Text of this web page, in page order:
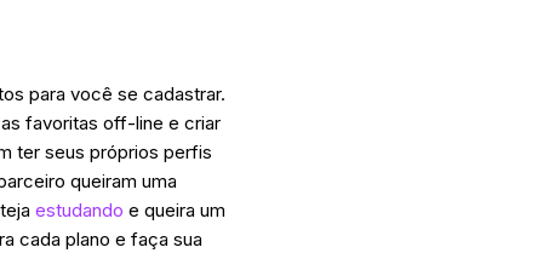
para você se cadastrar.
favoritas off-line e criar
ter seus próprios perfis
queiram uma
estudando e queira um
cada plano e faça sua